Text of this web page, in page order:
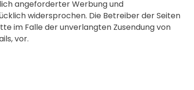
angeforderter Werbung und
widersprochen. Die Betreiber der Seiten
im Falle der unverlangten Zusendung von
vor.